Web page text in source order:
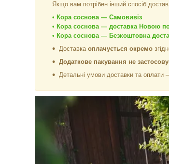
Якщо вам потрібен інший спосіб
• Кора соснова — Самовивіз
• Кора соснова — доставка Новою
• Кора соснова — Безкоштовна
Доставка оплачується окремо
Додаткове пакування не
Детальні умови доставки та оплати